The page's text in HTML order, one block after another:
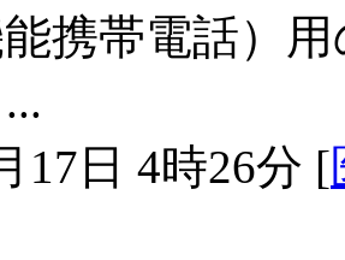
携帯電話）
17日 4時26分 [